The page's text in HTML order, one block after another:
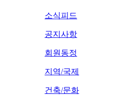
소식피드
공지사항
회원동정
지역/국제
건축/문화